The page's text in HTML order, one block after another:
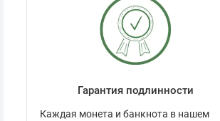
Гарантия подлинности
Каждая монета и банкнота в нашем